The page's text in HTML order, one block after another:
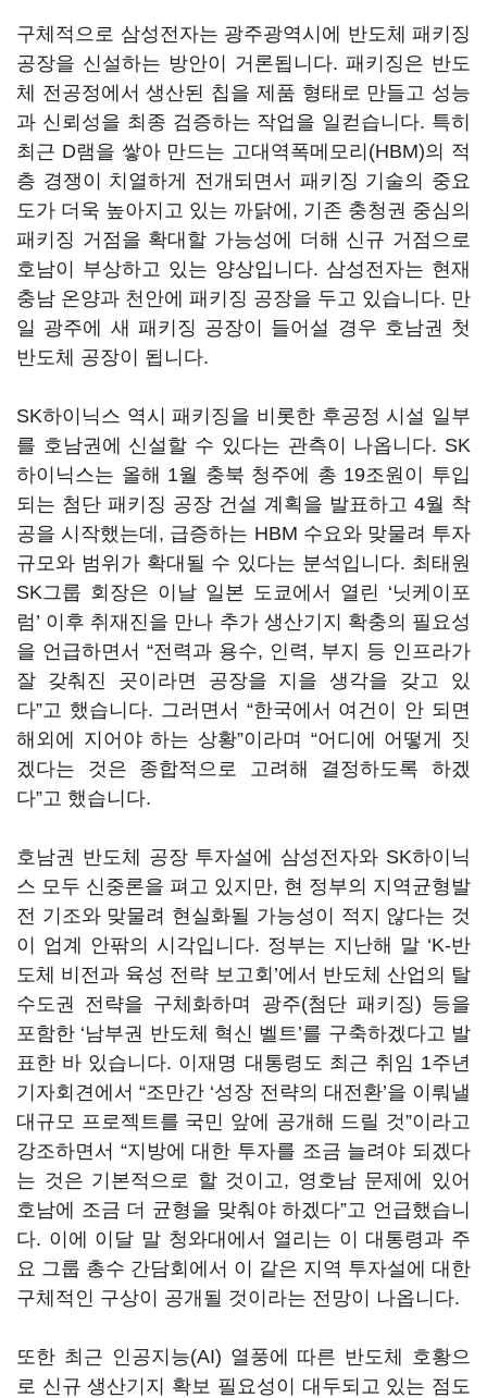
구체적으로 삼성전자는 광주광역시에 반도체 패키징
공장을 신설하는 방안이 거론됩니다. 패키징은 반도
체 전공정에서 생산된 칩을 제품 형태로 만들고 성능
과 신뢰성을 최종 검증하는 작업을 일컫습니다. 특히
최근 D램을 쌓아 만드는 고대역폭메모리 (HBM)의 적
층 경쟁이 치열하게 전개되면서 패키징 기술의 중요
도가 더욱 높아지고 있는 까닭에 , 기존 충청권 중심의
패키징 거점을 확대할 가능성에 더해 신규 거점으로
호남이 부상하고 있는 양상입니다. 삼성전자는 현재
충남 온양과 천안에 패키징 공장을 두고 있습니다. 만
일 광주에 새 패키징 공장이 들어설 경우 호남권 첫
반도체 공장이 됩니다.
SK하이닉스 역시 패키징을 비롯한 후공정 시설 일부
를 호남권에 신설할 수 있다는 관측이 나옵니다. SK
하이닉스는 올해 1월 충북 청주에 총 19조원이 투입
되는 첨단 패키징 공장 건설 계획을 발표하고 4월 착
공을 시작했는데 , 급증하는 HBM 수요와 맞물려 투자
규모와 범위가 확대될 수 있다는 분석입니다. 최태원
SK그룹 회장은 이날 일본 도쿄에서 열린 ‘닛케이포
럼’ 이후 취재진을 만나 추가 생산기지 확충의 필요성
을 언급하면서 “전력과 용수, 인력, 부지 등 인프라가
잘 갖춰진 곳이라면 공장을 지을 생각을 갖고 있
다”고 했습니다. 그러면서 “한국에서 여건이 안 되면
해외에 지어야 하는 상황”이라며 “어디에 어떻게 짓
겠다는 것은 종합적으로 고려해 결정하도록 하겠
다”고 했습니다.
호남권 반도체 공장 투자설에 삼성전자와 SK하이닉
스 모두 신중론을 펴고 있지만, 현 정부의 지역균형발
전 기조와 맞물려 현실화될 가능성이 적지 않다는 것
이 업계 안팎의 시각입니다. 정부는 지난해 말 ‘K-반
도체 비전과 육성 전략 보고회 ’에서 반도체 산업의 탈
수도권 전략을 구체화하며 광주(첨단 패키징) 등을
포함한 ‘남부권 반도체 혁신 벨트’를 구축하겠다고 발
표한 바 있습니다. 이재명 대통령도 최근 취임 1주년
기자회견에서“조만간 ‘성장 전략의 대전환’을 이뤄낼
대규모 프로젝트를 국민 앞에 공개해 드릴 것”이라고
강조하면서 “지방에 대한 투자를 조금 늘려야 되겠다
는 것은 기본적으로 할 것이고, 영호남 문제에 있어
호남에 조금 더 균형을 맞춰야 하겠다”고 언급했습니
다. 이에 이달 말 청와대에서 열리는 이 대통령과 주
요 그룹 총수 간담회에서 이 같은 지역 투자설에 대한
구체적인 구상이 공개될 것이라는 전망이 나옵니다.
또한 최근 인공지능(AI) 열풍에 따른 반도체 호황으
로 신규 생산기지 확보 필요성이 대두되고 있는 점도